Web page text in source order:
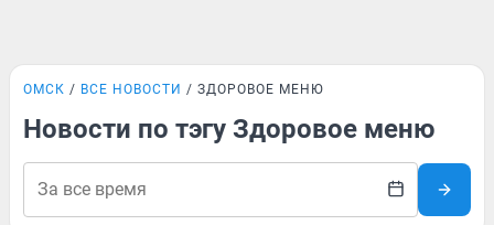
ОМСК ВСЕ НОВОСТИ ЗДОРОВОЕ МЕНЮ
Новости по тэгу Здоровое меню